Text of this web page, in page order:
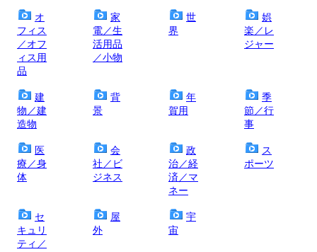
オ
フィス
／オフ
ィス用
品
家
電／生
活用品
／小物
世
界
娯
楽／レ
ジャー
建
物／建
造物
背
景
年
賀用
季
節／行
事
医
療／身
体
会
社／ビ
ジネス
政
治／経
済／マ
ネー
ス
ポーツ
セ
キュリ
ティ／
屋
外
宇
宙